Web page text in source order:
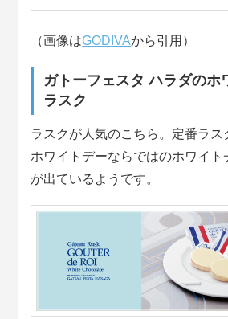
（画像はGODIVAから引用）
ガトーフェスタ ハラダのホ
ラスク
ラスクが人気のこちら。定番ラス
ホワイトデーならではのホワイト
が出ているようです。